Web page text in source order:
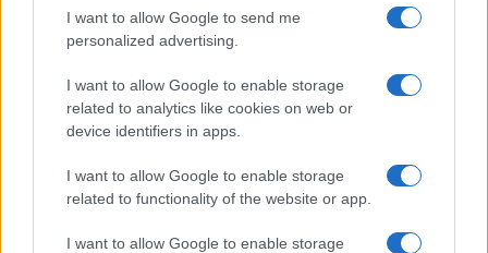
I want to allow Google to send me
personalized advertising.
I want to allow Google to enable storage
related to analytics like cookies on web or
device identifiers in apps.
I want to allow Google to enable storage
related to functionality of the website or app.
I want to allow Google to enable storage